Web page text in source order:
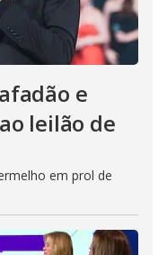
e
leilão de
em prol de